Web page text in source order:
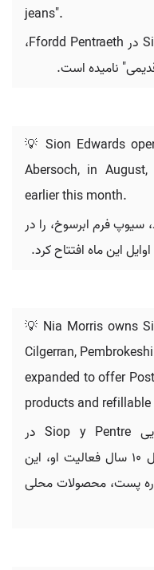
jeans".
دیوید مارسدن، صاحب Siop Newydd در Ffordd Pentraeth،
نامیده است.
💡 Sion Edwards
Abersoch, in
earlier this month.
سیوپ فرم ابرسوخ، را در
این ماه افتتاح کرد.
💡 Nia Morris owns
Cilgerran,
expanded to offer
products and
نیا موریس مالک فروشگاه روستایی Siop y Pentre در
سیلگران، پمبروکشایر است و در طول 10 سال فعالیت او، این
پست، محصولات محلی